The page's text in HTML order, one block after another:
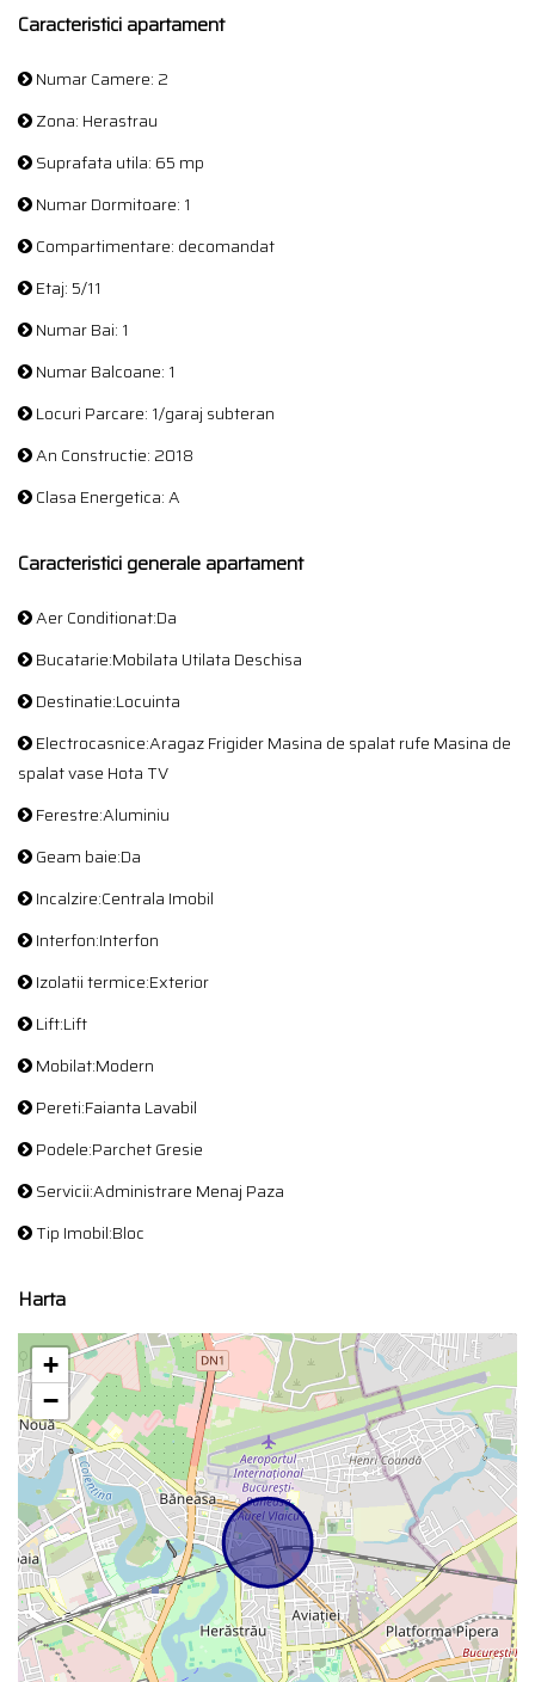
Caracteristici apartament
Numar Camere: 2
Zona: Herastrau
Suprafata utila: 65 mp
Numar Dormitoare: 1
Compartimentare: decomandat
Etaj: 5/11
Numar Bai: 1
Numar Balcoane: 1
Locuri Parcare: 1/garaj subteran
An Constructie: 2018
Clasa Energetica: A
Caracteristici generale apartament
Aer Conditionat:Da
Bucatarie:Mobilata Utilata Deschisa
Destinatie:Locuinta
Electrocasnice:Aragaz Frigider Masina de spalat rufe Masina de
spalat vase Hota TV
Ferestre:Aluminiu
Geam baie:Da
Incalzire:Centrala Imobil
Interfon:Interfon
Izolatii termice:Exterior
Lift:Lift
Mobilat:Modern
Pereti:Faianta Lavabil
Podele:Parchet Gresie
Servicii:Administrare Menaj Paza
Tip Imobil:Bloc
Harta
+
−